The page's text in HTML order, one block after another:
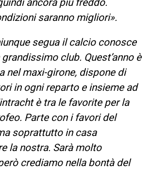
saranno migliori».
segua il calcio conosce
grandissimo club. Quest’anno è
nel maxi-girone, dispone di
in ogni reparto e insieme ad
è tra le favorite per la
Parte con i favori del
soprattutto in casa
la nostra. Sarà molto
crediamo nella bontà del